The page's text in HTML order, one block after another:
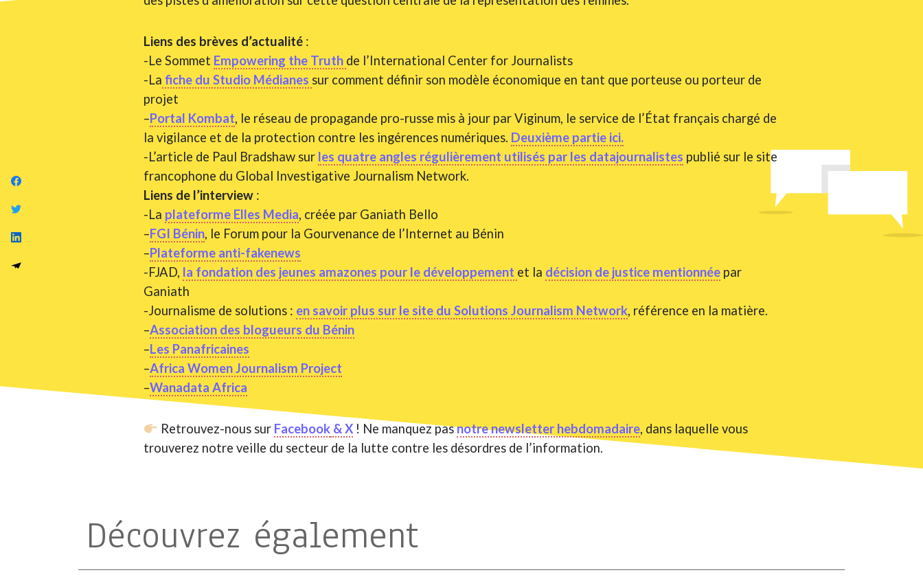
Liens des brèves d’actualité :
-Le Sommet Empowering the Truth de l’International Center for Journalists
-La fiche du Studio Médianes sur comment définir son modèle économique en tant que porteuse ou porteur de
projet
–Portal Kombat, le réseau de propagande pro-russe mis à jour par Viginum, le service de l’État français chargé de
la vigilance et de la protection contre les ingérences numériques. Deuxième partie ici.
-L’article de Paul Bradshaw sur les quatre angles régulièrement utilisés par les datajournalistes publié sur le site
francophone du Global Investigative Journalism Network.
Liens de l’interview :
-La plateforme Elles Media, créée par Ganiath Bello
–FGI Bénin, le Forum pour la Gourvenance de l’Internet au Bénin
–Plateforme anti-fakenews
-FJAD, la fondation des jeunes amazones pour le développement et la décision de justice mentionnée par
Ganiath
-Journalisme de solutions : en savoir plus sur le site du Solutions Journalism Network, référence en la matière.
–Association des blogueurs du Bénin
–Les Panafricaines
–Africa Women Journalism Project
–Wanadata Africa
Retrouvez-nous sur Facebook& X! Ne manquez pasnotre newsletter hebdomadaire, dans laquelle vous
trouverez notre veille du secteur de la lutte contre les désordres de l’information.
Découvrez également